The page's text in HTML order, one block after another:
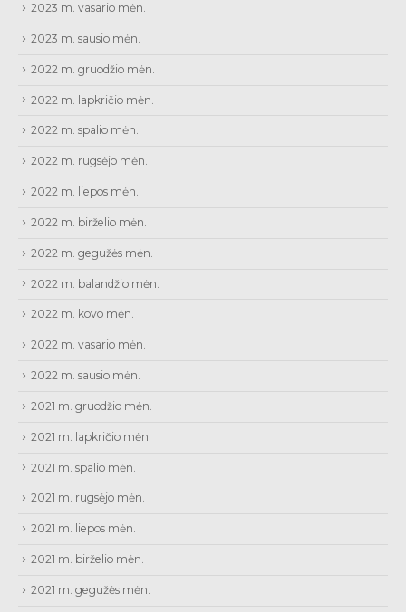
2023 m. vasario mėn.
2023 m. sausio mėn.
2022 m. gruodžio mėn.
2022 m. lapkričio mėn.
2022 m. spalio mėn.
2022 m. rugsėjo mėn.
2022 m. liepos mėn.
2022 m. birželio mėn.
2022 m. gegužės mėn.
2022 m. balandžio mėn.
2022 m. kovo mėn.
2022 m. vasario mėn.
2022 m. sausio mėn.
2021 m. gruodžio mėn.
2021 m. lapkričio mėn.
2021 m. spalio mėn.
2021 m. rugsėjo mėn.
2021 m. liepos mėn.
2021 m. birželio mėn.
2021 m. gegužės mėn.